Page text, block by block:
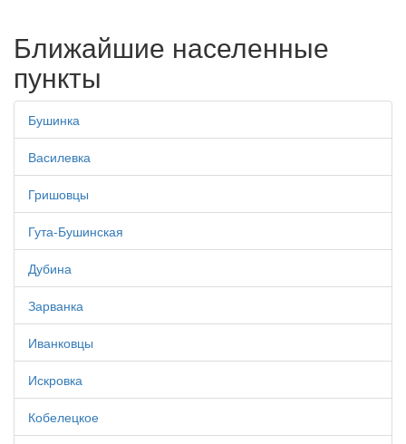
Ближайшие населенные
пункты
Бушинка
Василевка
Гришовцы
Гута-Бушинская
Дубина
Зарванка
Иванковцы
Искровка
Кобелецкое